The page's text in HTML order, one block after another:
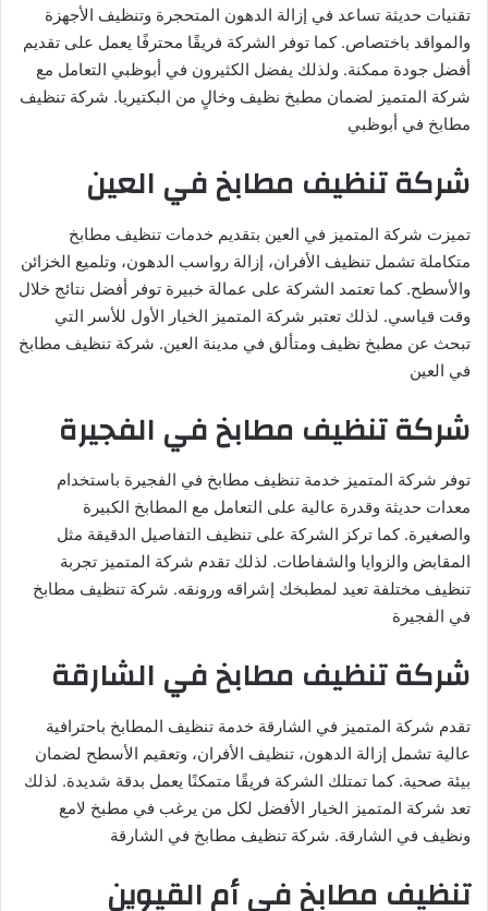
تقنيات حديثة تساعد في إزالة الدهون المتحجرة وتنظيف الأجهزة
والمواقد باختصاص. كما توفر الشركة فريقًا محترفًا يعمل على تقديم
أفضل جودة ممكنة. ولذلك يفضل الكثيرون في أبوظبي التعامل مع
شركة المتميز لضمان مطبخ نظيف وخالٍ من البكتيريا. شركة تنظيف
مطابخ في أبوظبي
شركة تنظيف مطابخ في العين
تميزت شركة المتميز في العين بتقديم خدمات تنظيف مطابخ
متكاملة تشمل تنظيف الأفران، إزالة رواسب الدهون، وتلميع الخزائن
والأسطح. كما تعتمد الشركة على عمالة خبيرة توفر أفضل نتائج خلال
وقت قياسي. لذلك تعتبر شركة المتميز الخيار الأول للأسر التي
تبحث عن مطبخ نظيف ومتألق في مدينة العين. شركة تنظيف مطابخ
في العين
شركة تنظيف مطابخ في الفجيرة
توفر شركة المتميز خدمة تنظيف مطابخ في الفجيرة باستخدام
معدات حديثة وقدرة عالية على التعامل مع المطابخ الكبيرة
والصغيرة. كما تركز الشركة على تنظيف التفاصيل الدقيقة مثل
المقابض والزوايا والشفاطات. لذلك تقدم شركة المتميز تجربة
تنظيف مختلفة تعيد لمطبخك إشراقه ورونقه. شركة تنظيف مطابخ
في الفجيرة
شركة تنظيف مطابخ في الشارقة
تقدم شركة المتميز في الشارقة خدمة تنظيف المطابخ باحترافية
عالية تشمل إزالة الدهون، تنظيف الأفران، وتعقيم الأسطح لضمان
بيئة صحية. كما تمتلك الشركة فريقًا متمكنًا يعمل بدقة شديدة. لذلك
تعد شركة المتميز الخيار الأفضل لكل من يرغب في مطبخ لامع
ونظيف في الشارقة. شركة تنظيف مطابخ في الشارقة
تنظيف مطابخ في أم القيوين